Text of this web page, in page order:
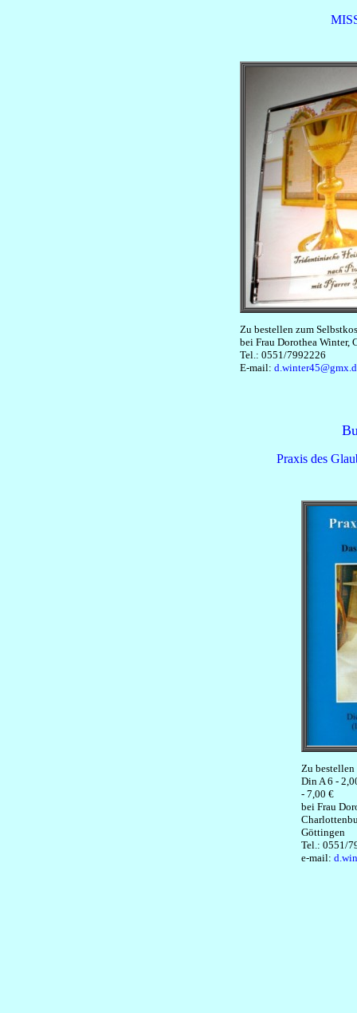
Zu bestellen zum
bei Frau Dorothea Winter,
Tel.: 0551/7992226
E-mail:
Praxis des
Zu
Din A 6 -
- 7,00 €
bei Frau
Göttingen
Tel.: 0551/
e-mail: